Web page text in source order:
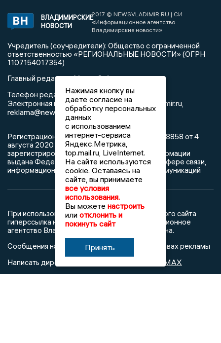
ВЛАДИМИРСКИЕ
НОВОСТИ
2017 © NEWSVLADIMIR.RU | СИ
«Информационное агентство
Владимирские новости»
Учредитель (соучредители): Общество с ограниченной
ответственностью «РЕГИОНАЛЬНЫЕ НОВОСТИ» (ОГРН
1107154017354)
Главный редактор: Мазов С. А.
Телефон редакции:8 (4922) 666916
Электронная почта редакции:info@newsvladimir.ru
reklama@newsvladimir.ru
Регистрационный номер: серия Эл № ФС77-78858 от 4
августа 2020 г. согласно выписке из реестра
зарегистрированных средств массовой информации
выдана Федеральной службой по надзору в сфере связи,
информационных технологий и массовых коммуникаций
При использовании любого материала с данного сайта
гиперссылка на Сетевое издание «Информационное
агентство Владимирские новости» обязательна.
Сообщения на сером фоне размещены на правах рекламы
Написать директору в телеграм
MAX
Нажимая кнопку вы
даете согласие на
обработку персональных
данных
с использованием
интернет-сервиса
Яндекс.Метрика,
top.mail.ru, LiveInternet.
На сайте используются
cookie. Оставаясь на
сайте, вы принимаете
все условия
использования.
Вы можете настроить
или отклонить и
покинуть сайт
Принять